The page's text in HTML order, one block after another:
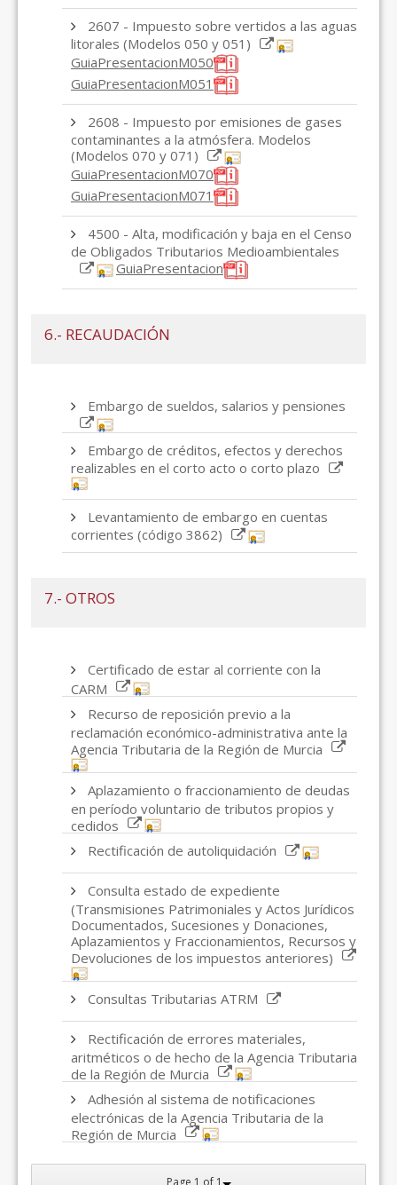
2607 - Impuesto sobre vertidos a las aguas
litorales (Modelos 050 y 051)
GuiaPresentacionM050
GuiaPresentacionM051
2608 - Impuesto por emisiones de gases
contaminantes a la atmósfera. Modelos
(Modelos 070 y 071)
GuiaPresentacionM070
GuiaPresentacionM071
4500 - Alta, modificación y baja en el Censo
de Obligados Tributarios Medioambientales
GuiaPresentacion
6.- RECAUDACIÓN
Embargo de sueldos, salarios y pensiones
Embargo de créditos, efectos y derechos
realizables en el corto acto o corto plazo
Levantamiento de embargo en cuentas
corrientes (código 3862)
7.- OTROS
Certificado de estar al corriente con la
CARM
Recurso de reposición previo a la
reclamación económico-administrativa ante la
Agencia Tributaria de la Región de Murcia
Aplazamiento o fraccionamiento de deudas
en período voluntario de tributos propios y
cedidos
Rectificación de autoliquidación
Consulta estado de expediente
(Transmisiones Patrimoniales y Actos Jurídicos
Documentados, Sucesiones y Donaciones,
Aplazamientos y Fraccionamientos, Recursos y
Devoluciones de los impuestos anteriores)
Consultas Tributarias ATRM
Rectificación de errores materiales,
aritméticos o de hecho de la Agencia Tributaria
de la Región de Murcia
Adhesión al sistema de notificaciones
electrónicas de la Agencia Tributaria de la
Región de Murcia
Page 1 of 1